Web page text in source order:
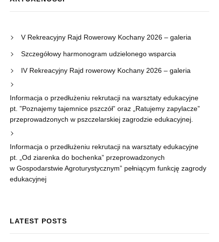
V Rekreacyjny Rajd Rowerowy Kochany 2026 – galeria
Szczegółowy harmonogram udzielonego wsparcia
IV Rekreacyjny Rajd rowerowy Kochany 2026 – galeria
Informacja o przedłużeniu rekrutacji na warsztaty edukacyjne
pt. ”Poznajemy tajemnice pszczół” oraz „Ratujemy zapylacze”
przeprowadzonych w pszczelarskiej zagrodzie edukacyjnej.
Informacja o przedłużeniu rekrutacji na warsztaty edukacyjne
pt. „Od ziarenka do bochenka” przeprowadzonych
w Gospodarstwie Agroturystycznym” pełniącym funkcję zagrody
edukacyjnej
LATEST POSTS